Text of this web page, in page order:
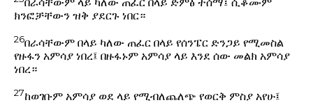
ክንፎቻቸውን ዝቅ ያደርጉ ነበር።
26በራሳቸውም በላይ ካለው ጠፈር በላይ የሰንፔር ድንጋይ የሚመስል
የዙፋን አምሳያ ነበረ፤ በዙፋኑም አምሳያ ላይ እንደ ሰው መልክ አምሳያ
ነበረ።
27ከወገቡም አምሳያ ወደ ላይ የሚብለጨለጭ የወርቅ ምስያ አየሁ፤